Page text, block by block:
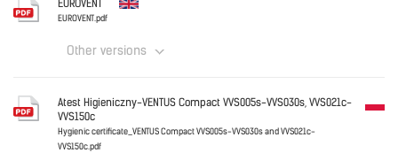
CE_Declaration_VENTUS_2026.pdf
EUROVENT
EUROVENT.pdf
Other versions
Atest Higieniczny-VENTUS Compact VVS005s-VVS030s, VVS021c-
VVS150c
Hygienic certificate_VENTUS Compact VVS005s-VVS030s and VVS021c-
VVS150c.pdf